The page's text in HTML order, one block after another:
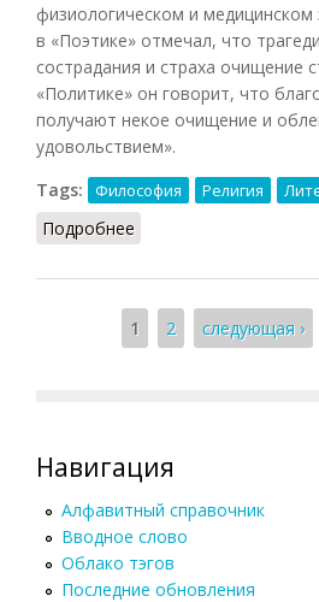
физиологическом и медицинском
в «Поэтике» отмечал, что
сострадания и страха очищение
«Политике» он говорит, что
получают некое очищение и
удовольствием».
Tags:
Философия Религия
Подробнее
Страницы
1 2 следующая ›
Навигация
Алфавитный справочник
Вводное слово
Облако тэгов
Последние обновления